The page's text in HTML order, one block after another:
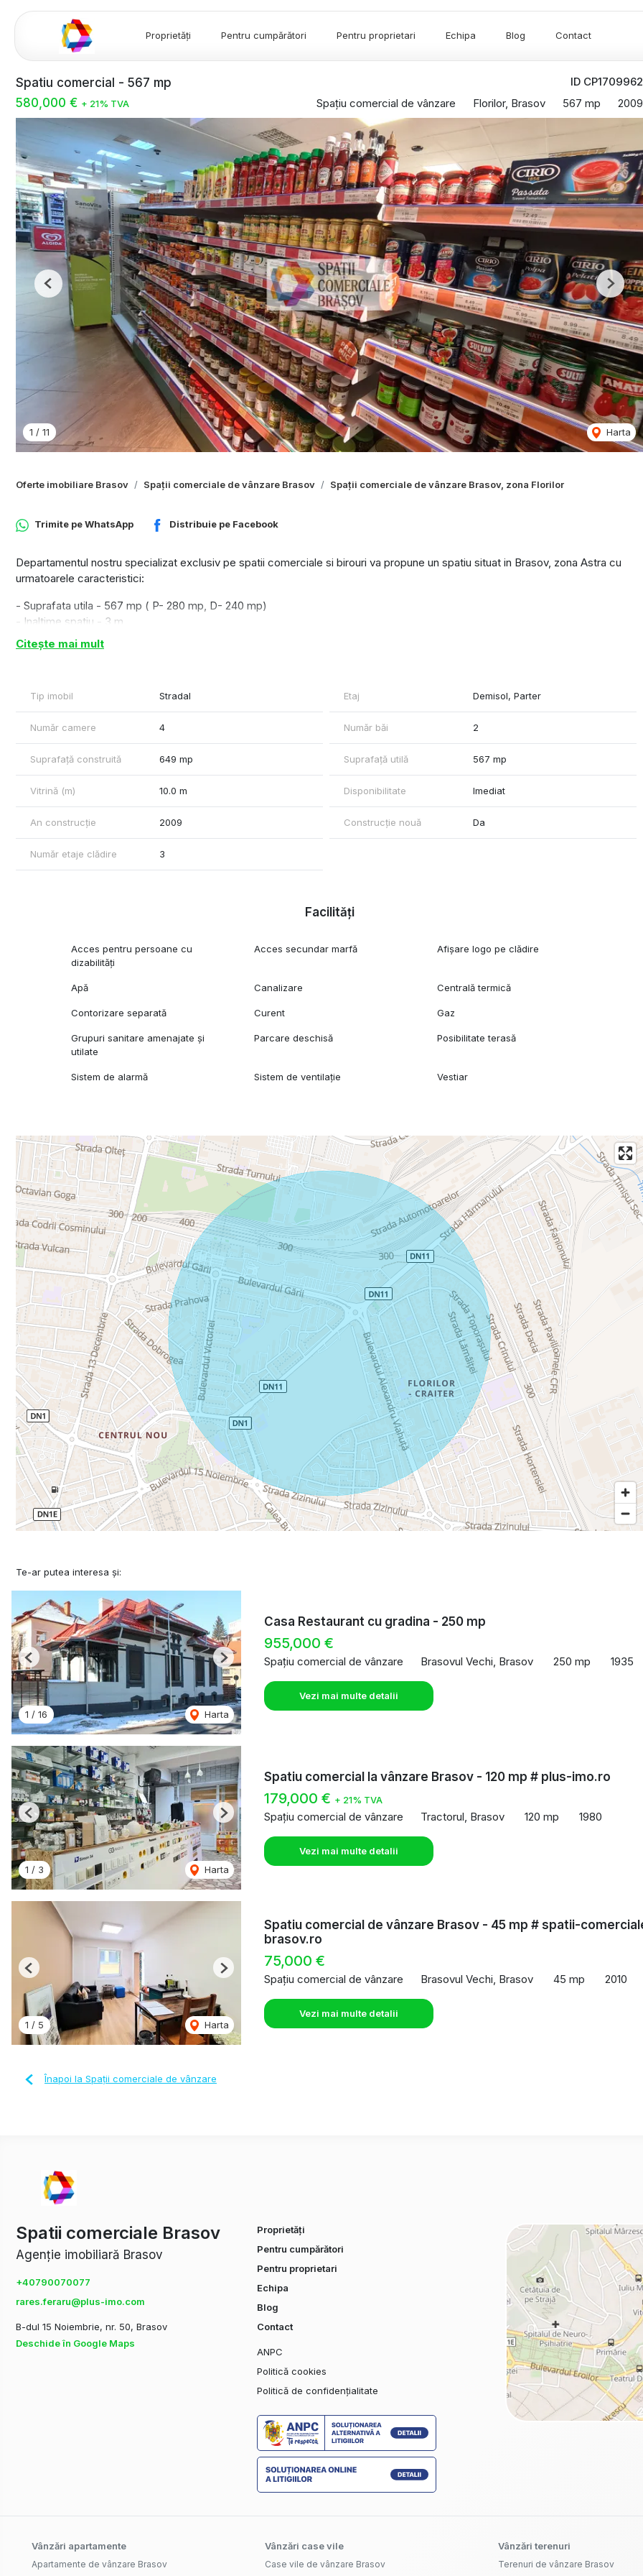
Proprietăți Pentru cumpărători Pentru proprietari Echipa Blog Contact
ID CP1709962
Spatiu comercial - 567 mp
580,000 € + 21% TVA Spațiu comercial de vânzare Florilor, Brasov 567 mp 2009
1 / 11 Harta
Previous Next
Oferte imobiliare Brasov Spații comerciale de vânzare Brasov Spații comerciale de vânzare Brasov, zona Florilor
Trimite peWhatsApp Distribuie pe Facebook
Departamentul nostru specializat exclusiv pe spatii comerciale si birouri va propune un spatiu situat in Brasov, zona Astra cu
urmatoarele caracteristici:
- Suprafata utila - 567 mp ( P- 280 mp, D- 240 mp)
- Inaltime spatiu - 3 m
- Compartimentare : zona comerciala, zona de birouri, grup sanitar, spatiu de depozitare
- Dotari: 380w- 220 w, centrala termica, calorifere, corpuri de iluminat, grasie, faianta
Cu respect,
Rares Feraru – Commercial Real Estate Specialist
Plus
Tel: +40790070077
Citește mai mult
Tip imobil Stradal Etaj Demisol, Parter
Număr camere 4 Număr băi 2
Suprafață construită 649 mp Suprafață utilă 567 mp
Vitrină (m) 10.0 m Disponibilitate Imediat
An construcție 2009 Construcție nouă Da
Număr etaje clădire 3
Facilități
Acces pentru persoane cu
dizabilități
Acces secundar marfă Afișare logo pe clădire
Apă Canalizare Centrală termică
Contorizare separată Curent Gaz
Grupuri sanitare amenajate și
utilate
Parcare deschisă Posibilitate terasă
Sistem de alarmă Sistem de ventilație Vestiar
Te-ar putea interesa și:
1 / 16 Harta
Previous Next
Casa Restaurant cu gradina - 250 mp
955,000 €
Spațiu comercial de vânzare Brasovul Vechi, Brasov 250 mp 1935
Vezi mai multe detalii
1 / 3 Harta
Previous Next
Spatiu comercial la vânzare Brasov - 120 mp # plus-imo.ro
179,000 € + 21% TVA
Spațiu comercial de vânzare Tractorul, Brasov 120 mp 1980
Vezi mai multe detalii
1 / 5 Harta
Previous Next
Spatiu comercial de vânzare Brasov - 45 mp # spatii-
brasov.ro
75,000 €
Spațiu comercial de vânzare Brasovul Vechi, Brasov 45 mp 2010
Vezi mai multe detalii
Înapoi la Spații comerciale de vânzare
Spatii comerciale Brasov
Agenție imobiliară Brasov
+40790070077
rares.feraru@plus-imo.com
B-dul 15 Noiembrie, nr. 50, Brasov
Deschide în Google Maps
Proprietăți
Pentru cumpărători
Pentru proprietari
Echipa
Blog
Contact
ANPC
Politică cookies
Politică de confidențialitate
Vânzări apartamente
Apartamente de vânzare Brasov
Vânzări case vile
Case vile de vânzare Brasov
Vânzări terenuri
Terenuri de vânzare Brasov